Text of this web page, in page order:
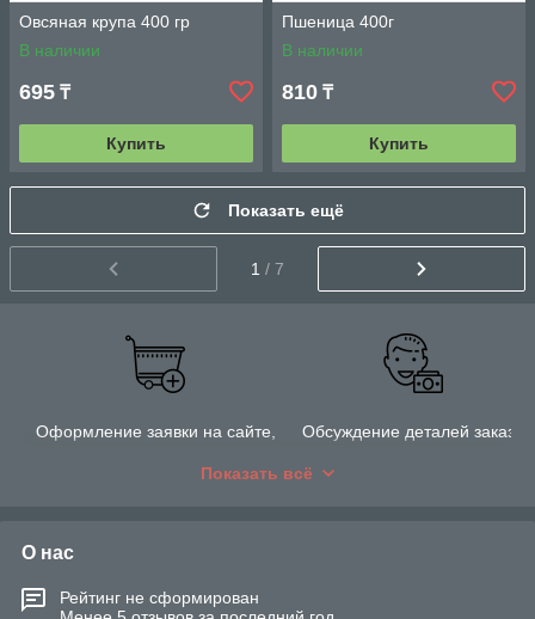
Овсяная крупа 400 гр
В наличии
695 ₸
Купить
Пшеница 400г
В наличии
810 ₸
Купить
Показать ещё
1 / 7
Оформление заявки на сайте,
Обсуждение деталей заказа
Показать всё
О нас
Рейтинг не сформирован